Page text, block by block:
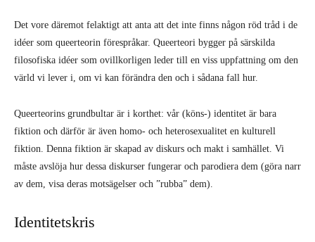
Det vore däremot felaktigt att anta att det inte finns någon röd tråd i de
idéer som queerteorin förespråkar. Queerteori bygger på särskilda
filosofiska idéer som ovillkorligen leder till en viss uppfattning om den
värld vi lever i, om vi kan förändra den och i sådana fall hur.
Queerteorins grundbultar är i korthet: vår (köns-) identitet är bara
fiktion och därför är även homo- och heterosexualitet en kulturell
fiktion. Denna fiktion är skapad av diskurs och makt i samhället. Vi
måste avslöja hur dessa diskurser fungerar och parodiera dem (göra narr
av dem, visa deras motsägelser och ”rubba” dem).
Identitetskris